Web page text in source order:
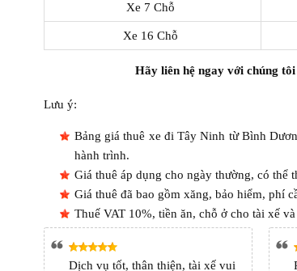
Xe 7 Chỗ
Xe 16 Chỗ
Hãy liên hệ ngay với chúng
Lưu ý:
Bảng giá thuê xe đi Tây Ninh từ Bình
hành trình.
Giá thuê áp dụng cho ngày thường, có thể
Giá thuê đã bao gồm xăng, bảo hiểm, phí
Thuế VAT 10%, tiền ăn, chỗ ở cho tài xế
Dịch vụ tốt, thân thiện, tài xế vui